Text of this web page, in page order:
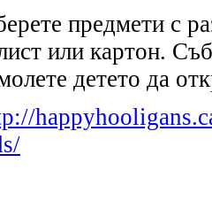
предмети с
или картон.
детето да